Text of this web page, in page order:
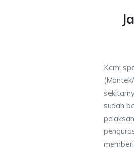
Kami
sudah